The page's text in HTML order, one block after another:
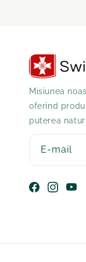
Misiunea
oferind
puterea
E-mail
Facebook